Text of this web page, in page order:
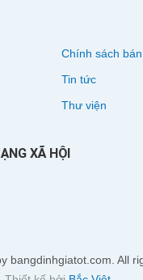
Chính sách
Tin tức
Thư viện
XÃ HỘI
bangdinhgiatot.com. All